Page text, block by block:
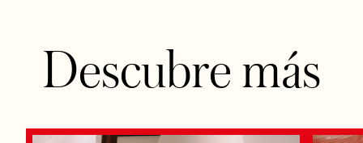
Descubre más